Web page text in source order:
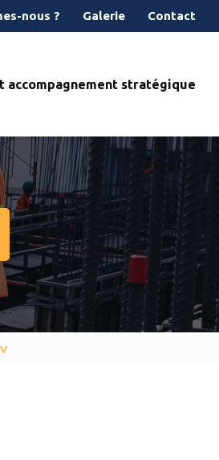
nous ? Galerie Contact
accompagnement stratégique